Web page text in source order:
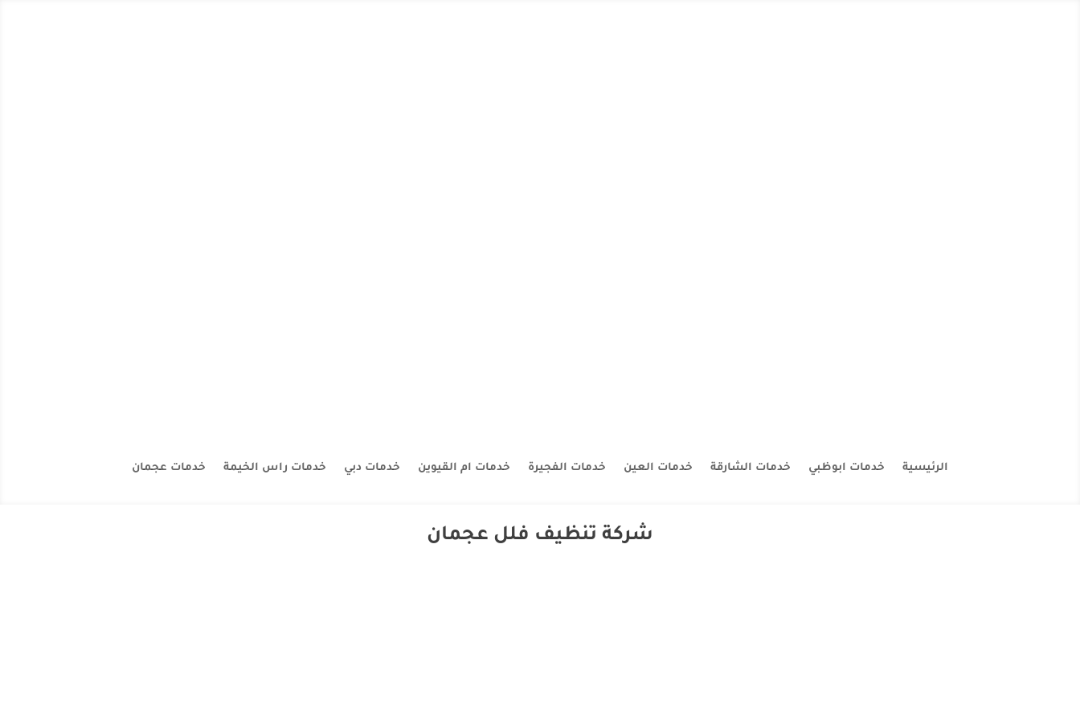
الرئيسية خدمات ابوظبي خدمات الشارقة خدمات العين خدمات الفجيرة خدمات ام القيوين خدمات دبي خدمات راس الخيمة خدمات عجمان
شركة تنظيف فلل عجمان